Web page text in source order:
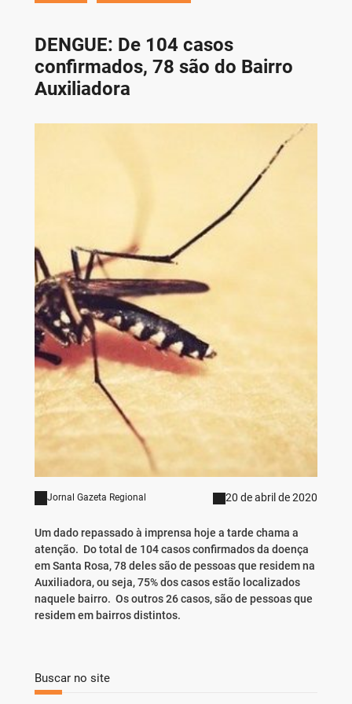
DENGUE: De 104 casos
confirmados, 78 são do Bairro
Auxiliadora
Jornal Gazeta Regional 20 de abril de 2020
Um dado repassado à imprensa hoje a tarde chama a
atenção. Do total de 104 casos confirmados da doença
em Santa Rosa, 78 deles são de pessoas que residem na
Auxiliadora, ou seja, 75% dos casos estão localizados
naquele bairro. Os outros 26 casos, são de pessoas que
residem em bairros distintos.
Buscar no site